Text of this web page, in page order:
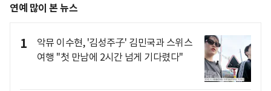
연예 많이 본 뉴스
1
악뮤 이수현, '김성주子' 김민국과 스위스
여행 "첫 만남에 2시간 넘게 기다렸다"